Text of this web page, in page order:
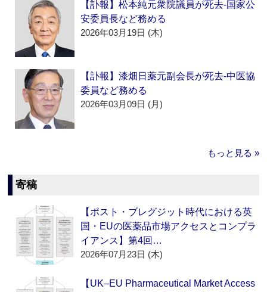
【訃報】松本純元衆院議員が死去‐国家公
安委員長など務める
2026年03月19日 (木)
【訃報】漆畑日薬元副会長が死去‐中医協
委員など務める
2026年03月09日 (月)
もっと見る »
寄稿
【ポスト・ブレグジット時代における英
国・EUの医薬品市場アクセスとコンプラ
イアンス】第4回…
2026年07月23日 (木)
【UK–EU Pharmaceutical Market Access